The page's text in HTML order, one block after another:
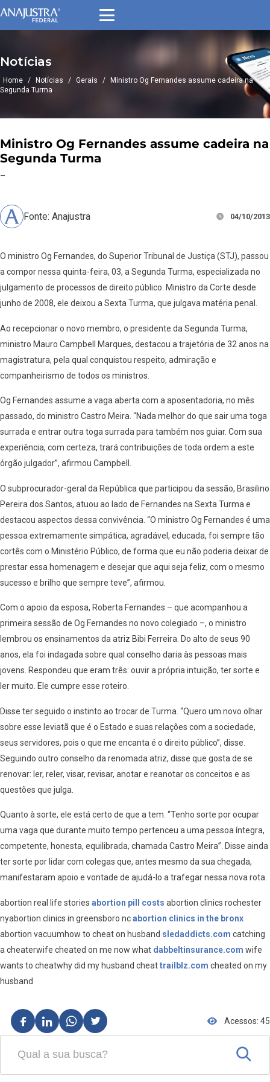
Notícias
Home / Notícias / Gerais /
Ministro Og Fernandes assume cadeira na
Segunda Turma
Ministro Og Fernandes assume cadeira na
Segunda Turma
–
Fonte: Anajustra 04/10/2013
O ministro Og Fernandes, do Superior Tribunal de Justiça (STJ), passou
a compor nessa quinta-feira, 03, a Segunda Turma, especializada no
julgamento de processos de direito público. Ministro da Corte desde
junho de 2008, ele deixou a Sexta Turma, que julgava matéria penal.
Ao recepcionar o novo membro, o presidente da Segunda Turma,
ministro Mauro Campbell Marques, destacou a trajetória de 32 anos na
magistratura, pela qual conquistou respeito, admiração e
companheirismo de todos os ministros.
Og Fernandes assume a vaga aberta com a aposentadoria, no mês
passado, do ministro Castro Meira. “Nada melhor do que sair uma toga
surrada e entrar outra toga surrada para também nos guiar. Com sua
experiência, com certeza, trará contribuições de toda ordem a este
órgão julgador”, afirmou Campbell.
O subprocurador-geral da República que participou da sessão, Brasilino
Pereira dos Santos, atuou ao lado de Fernandes na Sexta Turma e
destacou aspectos dessa convivência. “O ministro Og Fernandes é uma
pessoa extremamente simpática, agradável, educada, foi sempre tão
cortês com o Ministério Público, de forma que eu não poderia deixar de
prestar essa homenagem e desejar que aqui seja feliz, com o mesmo
sucesso e brilho que sempre teve”, afirmou.
Com o apoio da esposa, Roberta Fernandes – que acompanhou a
primeira sessão de Og Fernandes no novo colegiado –, o ministro
lembrou os ensinamentos da atriz Bibi Ferreira. Do alto de seus 90
anos, ela foi indagada sobre qual conselho daria às pessoas mais
jovens. Respondeu que eram três: ouvir a própria intuição, ter sorte e
ler muito. Ele cumpre esse roteiro.
Disse ter seguido o instinto ao trocar de Turma. “Quero um novo olhar
sobre esse leviatã que é o Estado e suas relações com a sociedade,
seus servidores, pois o que me encanta é o direito público”, disse.
Seguindo outro conselho da renomada atriz, disse que gosta de se
renovar: ler, reler, visar, revisar, anotar e reanotar os conceitos e as
questões que julga.
Quanto à sorte, ele está certo de que a tem. “Tenho sorte por ocupar
uma vaga que durante muito tempo pertenceu a uma pessoa íntegra,
competente, honesta, equilibrada, chamada Castro Meira”. Disse ainda
ter sorte por lidar com colegas que, antes mesmo da sua chegada,
manifestaram apoio e vontade de ajudá-lo a trafegar nessa nova rota.
abortion real life stories abortion pill costs abortion clinics rochester
nyabortion clinics in greensboro ncabortion clinics in the bronx
abortion vacuumhow to cheat on husband sledaddicts.com catching
a cheaterwife cheated on me now what dabbeltinsurance.com wife
wants to cheatwhy did my husband cheattrailblz.com cheated on my
husband
Acessos: 45